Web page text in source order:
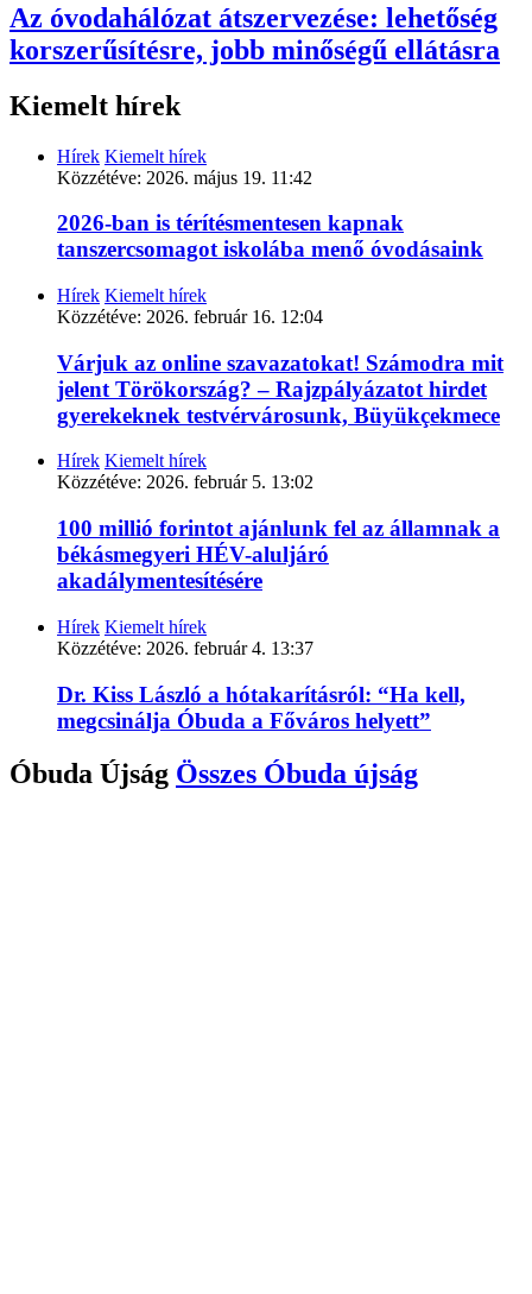
Az óvodahálózat átszervezése: lehetőség
korszerűsítésre, jobb minőségű ellátásra
Kiemelt hírek
Hírek Kiemelt hírek
Közzétéve: 2026. május 19. 11:42
2026-ban is térítésmentesen kapnak
tanszercsomagot iskolába menő óvodásaink
Hírek Kiemelt hírek
Közzétéve: 2026. február 16. 12:04
Várjuk az online szavazatokat! Számodra mit
jelent Törökország? – Rajzpályázatot hirdet
gyerekeknek testvérvárosunk, Büyükçekmece
Hírek Kiemelt hírek
Közzétéve: 2026. február 5. 13:02
100 millió forintot ajánlunk fel az államnak a
békásmegyeri HÉV-aluljáró
akadálymentesítésére
Hírek Kiemelt hírek
Közzétéve: 2026. február 4. 13:37
Dr. Kiss László a hótakarításról: “Ha kell,
megcsinálja Óbuda a Főváros helyett”
Óbuda Újság Összes Óbuda újság